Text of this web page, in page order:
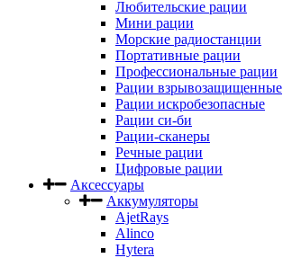
Любительские рации
Мини рации
Морские радиостанции
Портативные рации
Профессиональные рации
Рации взрывозащищенные
Рации искробезопасные
Рации си-би
Рации-сканеры
Речные рации
Цифровые рации
Аксессуары
Аккумуляторы
AjetRays
Alinco
Hytera